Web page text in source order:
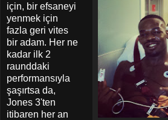
için, bir efsaneyi
yenmek için
fazla geri vites
bir adam. Her ne
kadar ilk 2
raunddaki
performansıyla
şaşırtsa da,
Jones 3'ten
itibaren her an